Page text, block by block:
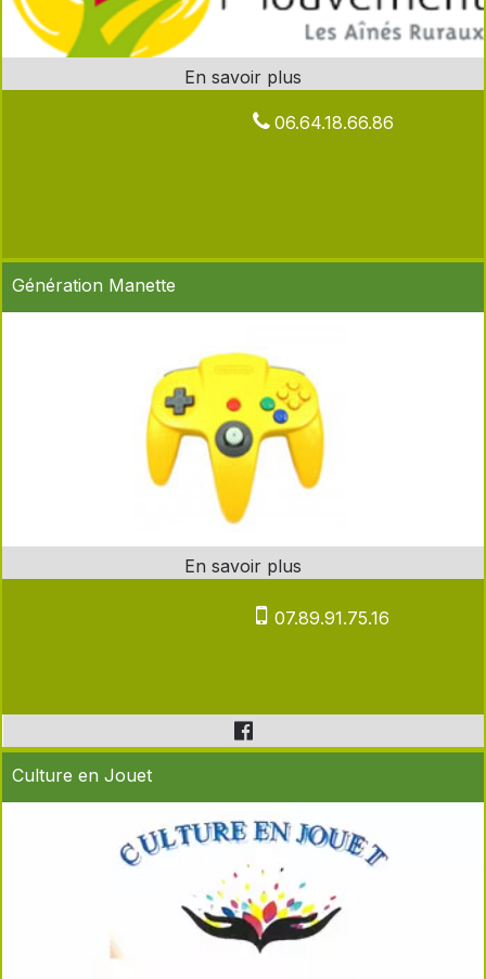
06.64.18.66.86
Génération Manette
07.89.91.75.16
Culture en Jouet